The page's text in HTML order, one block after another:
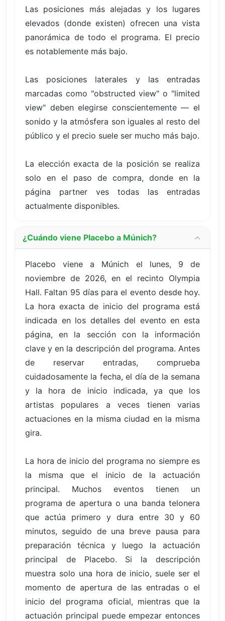
Las posiciones más alejadas y los lugares
elevados (donde existen) ofrecen una vista
panorámica de todo el programa. El precio
es notablemente más bajo.
Las posiciones laterales y las entradas
marcadas como "obstructed view" o "limited
view" deben elegirse conscientemente — el
sonido y la atmósfera son iguales al resto del
público y el precio suele ser mucho más bajo.
La elección exacta de la posición se realiza
solo en el paso de compra, donde en la
página partner ves todas las entradas
actualmente disponibles.
¿Cuándo viene Placebo a Múnich?
Placebo viene a Múnich el lunes, 9 de
noviembre de 2026, en el recinto Olympia
Hall. Faltan 95 días para el evento desde hoy.
La hora exacta de inicio del programa está
indicada en los detalles del evento en esta
página, en la sección con la información
clave y en la descripción del programa. Antes
de reservar entradas, comprueba
cuidadosamente la fecha, el día de la semana
y la hora de inicio indicada, ya que los
artistas populares a veces tienen varias
actuaciones en la misma ciudad en la misma
gira.
La hora de inicio del programa no siempre es
la misma que el inicio de la actuación
principal. Muchos eventos tienen un
programa de apertura o una banda telonera
que actúa primero y dura entre 30 y 60
minutos, seguido de una breve pausa para
preparación técnica y luego la actuación
principal de Placebo. Si la descripción
muestra solo una hora de inicio, suele ser el
momento de apertura de las entradas o el
inicio del programa oficial, mientras que la
actuación principal puede empezar entonces